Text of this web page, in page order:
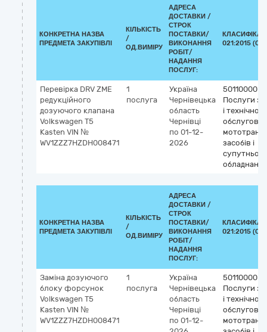
КОНКРЕТНА НАЗВА
ПРЕДМЕТА ЗАКУПІВЛІ
КІЛЬКІСТЬ
/
ОД.ВИМІРУ
АДРЕСА
ДОСТАВКИ /
СТРОК
ПОСТАВКИ/
ВИКОНАННЯ
РОБІТ/
НАДАННЯ
ПОСЛУГ:
021:2015
Перевірка DRV ZME
редукційного
дозуючого клапана
Volkswagen T5
Kasten VIN №
WV1ZZZ7HZDH008471
1
послуга
Україна
Чернівецька
область
Чернівці
по 01-12-
2026
50110000-9
Послуги з
і технічного
засобів і
супутнього
обладнання
КОНКРЕТНА НАЗВА
ПРЕДМЕТА ЗАКУПІВЛІ
КІЛЬКІСТЬ
/
ОД.ВИМІРУ
АДРЕСА
ДОСТАВКИ /
СТРОК
ПОСТАВКИ/
ВИКОНАННЯ
РОБІТ/
НАДАННЯ
ПОСЛУГ:
021:2015
Заміна дозуючого
блоку форсунок
Volkswagen T5
Kasten VIN №
WV1ZZZ7HZDH008471
1
послуга
Україна
Чернівецька
область
Чернівці
по 01-12-
50110000-9
Послуги з
і технічного